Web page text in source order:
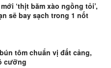
‘thịt băm xào ngồng tỏi’,
sẽ bay sạch trong 1 nốt
tôm chuẩn vị đất cảng,
cưỡng